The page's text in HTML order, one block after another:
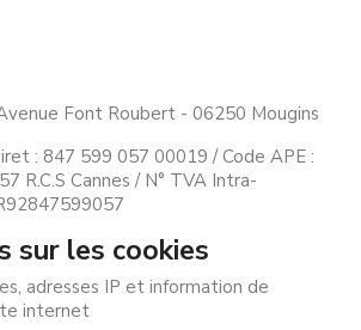
Font Roubert - 06250 Mougins
: 847 599 057 00019 / Code APE :
R.C.S Cannes / N° TVA Intra-
sur les cookies
adresses IP et information de
internet